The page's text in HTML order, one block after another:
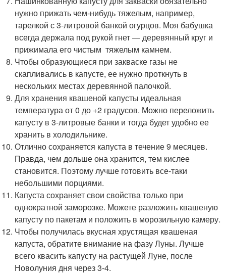
нужно прижать чем-нибудь тяжелым, например,
тарелкой с 3-литровой банкой огурцов. Моя бабушка
всегда держала под рукой гнет — деревянный круг и
прижимала его чистым тяжелым камнем.
Чтобы образующиеся при закваске газы не
скапливались в капусте, ее нужно проткнуть в
нескольких местах деревянной палочкой.
Для хранения квашеной капусты идеальная
температура от 0 до +2 градусов. Можно переложить
капусту в 3-литровые банки и тогда будет удобно ее
хранить в холодильнике.
Отлично сохраняется капуста в течение 9 месяцев.
Правда, чем дольше она хранится, тем кислее
становится. Поэтому лучше готовить все-таки
небольшими порциями.
Капуста сохраняет свои свойства только при
однократной заморозке. Можете разложить квашеную
капусту по пакетам и положить в морозильную камеру.
Чтобы получилась вкусная хрустящая квашеная
капуста, обратите внимание на фазу Луны. Лучше
всего квасить капусту на растущей Луне, после
Новолуния дня через 3-4.